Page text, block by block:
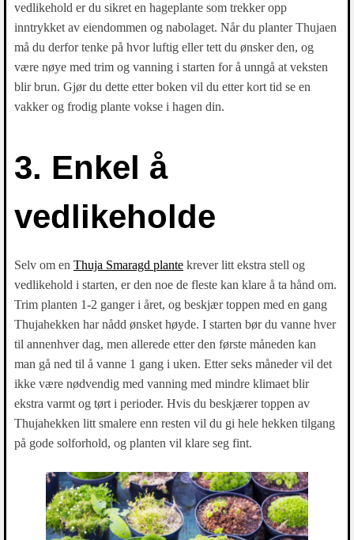
vedlikehold er du sikret en hageplante som trekker opp
inntrykket av eiendommen og nabolaget. Når du planter Thujaen
må du derfor tenke på hvor luftig eller tett du ønsker den, og
være nøye med trim og vanning i starten for å unngå at veksten
blir brun. Gjør du dette etter boken vil du etter kort tid se en
vakker og frodig plante vokse i hagen din.
3. Enkel å
vedlikeholde
Selv om en Thuja Smaragd plante krever litt ekstra stell og
vedlikehold i starten, er den noe de fleste kan klare å ta hånd om.
Trim planten 1-2 ganger i året, og beskjær toppen med en gang
Thujahekken har nådd ønsket høyde. I starten bør du vanne hver
til annenhver dag, men allerede etter den første måneden kan
man gå ned til å vanne 1 gang i uken. Etter seks måneder vil det
ikke være nødvendig med vanning med mindre klimaet blir
ekstra varmt og tørt i perioder. Hvis du beskjærer toppen av
Thujahekken litt smalere enn resten vil du gi hele hekken tilgang
på gode solforhold, og planten vil klare seg fint.